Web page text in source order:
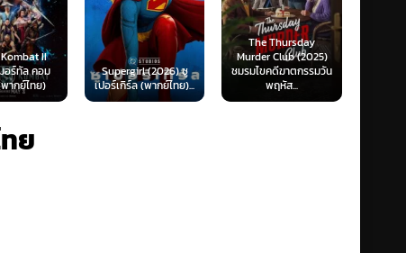
(2026) ซู
(พากย์ไทย)...
The Thursday
Murder Club (2025)
ชมรมไขคดีฆาตกรรมวัน
พฤหัส...
Exhuma (2024) ขุด
มันขึ้นมาจากหลุม
(พากย์ไทย)
ย